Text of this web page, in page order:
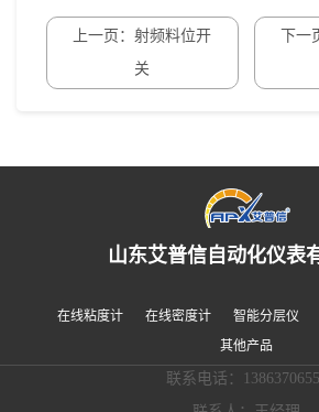
上一页：射频料位开
关
下
山东艾普信自动化仪表
在线粘度计 在线密度计 智能分层仪
其他产品
联系电话：